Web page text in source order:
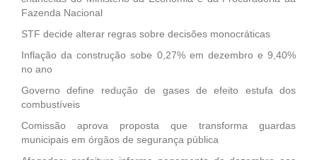
Fazenda Nacional
STF decide alterar regras sobre decisões monocráticas
Inflação da construção sobe 0,27% em dezembro e 9,40%
no ano
Governo define redução de gases de efeito estufa dos
combustíveis
Comissão aprova proposta que transforma guardas
municipais em órgãos de segurança pública